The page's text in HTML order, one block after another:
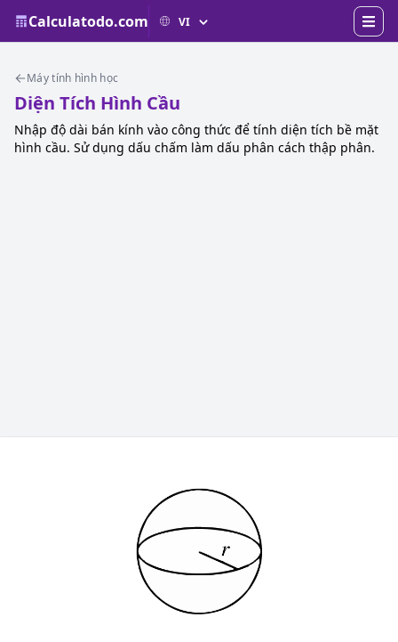
Calculatodo.com
Máy tính hình học
Diện Tích Hình Cầu
Nhập độ dài bán kính vào công thức để tính diện tích bề mặt
hình cầu. Sử dụng dấu chấm làm dấu phân cách thập phân.